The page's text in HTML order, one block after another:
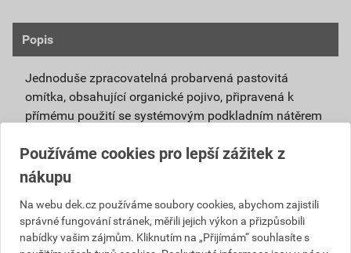
Popis
Jednoduše zpracovatelná probarvená pastovitá
omítka, obsahující organické pojivo, připravená k
přímému použití se systémovým podkladním nátěrem
Vlivem ochlazování vnějšího souvrství
zateplovacích systémů v nočních hodinách,
dochází ke kondenzaci vody na povrchu, která
vytváří živnou půdu pro růst nevzhledných řas.
Povrch omítky weberpas aquaBalance dokáže
Používáme cookies pro lepší zážitek z
nákupu
Na webu dek.cz používáme soubory cookies, abychom zajistili
správné fungování stránek, měřili jejich výkon a přizpůsobili
nabídky vašim zájmům. Kliknutím na „Přijímám“ souhlasíte s